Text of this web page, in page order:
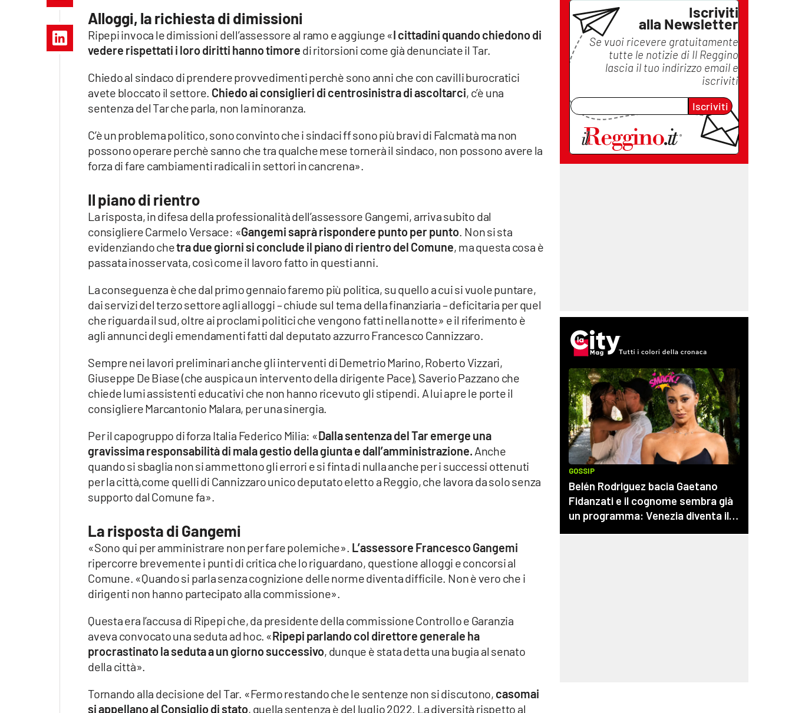
Alloggi, la richiesta di dimissioni
Ripepi invoca le dimissioni dell’assessore al ramo e aggiunge «I cittadini quando chiedono di
vedere rispettati i loro diritti hanno timore di ritorsioni come già denunciate il Tar.
Chiedo al sindaco di prendere provvedimenti perchè sono anni che con cavilli burocratici
avete bloccato il settore. Chiedo ai consiglieri di centrosinistra di ascoltarci, c’è una
sentenza del Tar che parla, non la minoranza.
C’è un problema politico, sono convinto che i sindaci ff sono più bravi di Falcmatà ma non
possono operare perchè sanno che tra qualche mese tornerà il sindaco, non possono avere la
forza di fare cambiamenti radicali in settori in cancrena».
Il piano di rientro
La risposta, in difesa della professionalità dell’assessore Gangemi, arriva subito dal
consigliere Carmelo Versace: «Gangemi saprà rispondere punto per punto. Non si sta
evidenziando chetra due giorni si conclude il piano di rientro del Comune, ma questa cosa è
passata inosservata, così come il lavoro fatto in questi anni.
La conseguenza è che dal primo gennaio faremo più politica, su quello a cui si vuole puntare,
dai servizi del terzo settore agli alloggi – chiude sul tema della finanziaria – deficitaria per quel
che riguarda il sud, oltre ai proclami politici che vengono fatti nella notte» e il riferimento è
agli annunci degli emendamenti fatti dal deputato azzurro Francesco Cannizzaro.
Sempre nei lavori preliminari anche gli interventi di Demetrio Marino, Roberto Vizzari,
Giuseppe De Biase (che auspica un intervento della dirigente Pace), Saverio Pazzano che
chiede lumi assistenti educativi che non hanno ricevuto gli stipendi. A lui apre le porte il
consigliere Marcantonio Malara, per una sinergia.
Per il capogruppo di forza Italia Federico Milia: «Dalla sentenza del Tar emerge una
gravissima responsabilità di mala gestio della giunta e dall’amministrazione. Anche
quando si sbaglia non si ammettono gli errori e si finta di nulla anche per i successi ottenuti
per la città,come quelli di Cannizzaro unico deputato eletto a Reggio, che lavora da solo senza
supporto dal Comune fa».
La risposta di Gangemi
«Sono qui per amministrare non per fare polemiche». L’assessore Francesco Gangemi
ripercorre brevemente i punti di critica che lo riguardano, questione alloggi e concorsi al
Comune. «Quando si parla senza cognizione delle norme diventa difficile. Non è vero che i
dirigenti non hanno partecipato alla commissione».
Questa era l’accusa di Ripepi che, da presidente della commissione Controllo e Garanzia
aveva convocato una seduta ad hoc. «Ripepi parlando col direttore generale ha
procrastinato la seduta a un giorno successivo, dunque è stata detta una bugia al senato
della città».
Tornando alla decisione del Tar. «Fermo restando che le sentenze non si discutono, casomai
si appellano al Consiglio di stato, quella sentenza è del luglio 2022. La diversità rispetto al
Iscriviti
alla Newsletter
Se vuoi ricevere gratuitamente
tutte le notizie di Il Reggino
lascia il tuo indirizzo email e
iscriviti
Iscriviti